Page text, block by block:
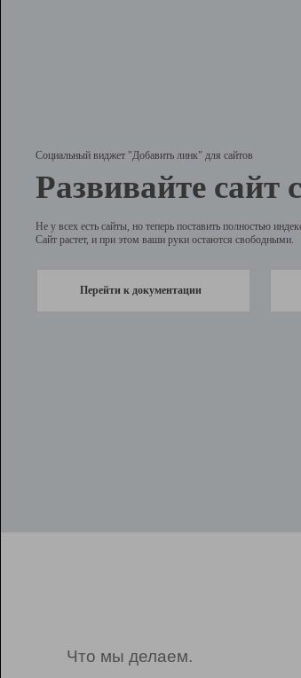
Социальный виджет "Добавить линк" для сайтов
Развивайте
Не у всех есть сайты, но теперь поставить полностью
Сайт растет, и при этом ваши руки остаются свободными.
Перейти к документации
Что мы делаем.